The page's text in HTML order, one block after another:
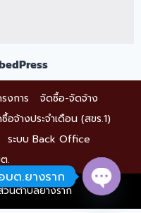
งการ
จัดซื้อ-จัดจ้าง
อจ้างประจำเดือน (สขร.1)
ระบบ Back Office
.
นตำบลยางราก
ต.ยางราก
Open